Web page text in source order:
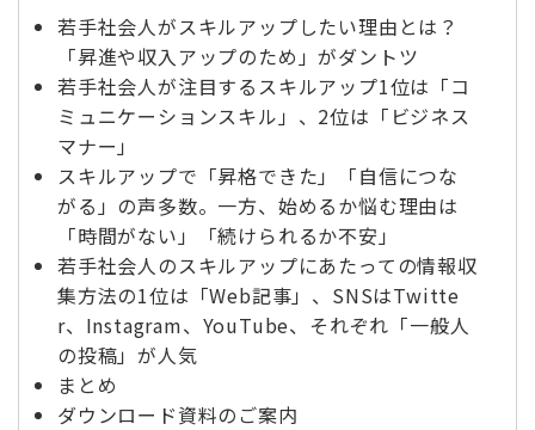
若手社会人がスキルアップしたい理由とは？
「昇進や収入アップのため」がダントツ
若手社会人が注目するスキルアップ1位は「コ
ミュニケーションスキル」、2位は「ビジネス
マナー」
スキルアップで「昇格できた」「自信につな
がる」の声多数。一方、始めるか悩む理由は
「時間がない」「続けられるか不安」
若手社会人のスキルアップにあたっての情報収
集方法の1位は「Web記事」、SNSはTwitte
r、Instagram、YouTube、それぞれ「一般人
の投稿」が人気
まとめ
ダウンロード資料のご案内